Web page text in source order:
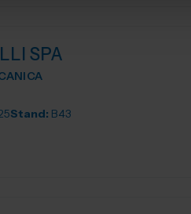
SPA
Stand: B43